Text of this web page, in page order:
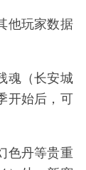
玩家数据
（长安城
开始后，可
丹等贵重